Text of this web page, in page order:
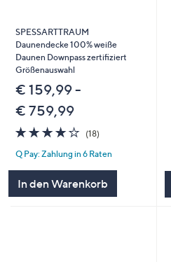
SPESSARTTRAUM
Daunendecke 100% weiße
Daunen Downpass zertifiziert
Größenauswahl
€ 159,99 -
€ 759,99
4.2
von
5
(18)18
Q Pay: Zahlung in 6 Raten
In den Warenkorb